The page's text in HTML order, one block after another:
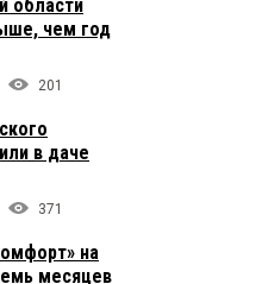
области
чем год
201
в даче
371
на
месяцев